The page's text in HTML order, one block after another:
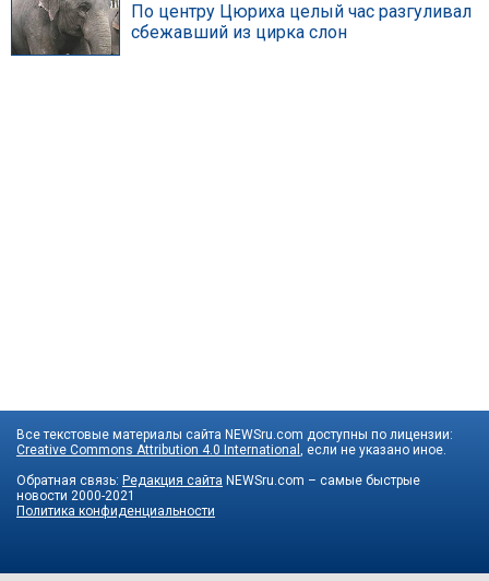
По центру Цюриха целый час разгуливал
сбежавший из цирка слон
Все текстовые материалы сайта NEWSru.com доступны по лицензии:
Creative Commons Attribution 4.0 International , если не указано иное.
Обратная связь: Редакция сайта NEWSru.com – самые быстрые
новости 2000-2021
Политика конфиденциальности